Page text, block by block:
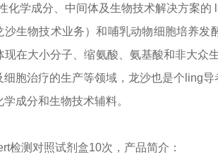
化学成分、中间体及生物技术解决方案
生物技术业务）和哺乳动物细胞培养
在大小分子、缩氨酸、氨基酸和非大众
胞治疗的生产等领域，龙沙也是个ling
成分和生物技术辅料。
检测对照试剂盒10次， 产品简介：